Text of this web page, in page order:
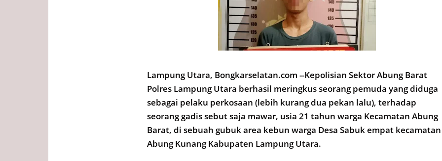
Lampung Utara, Bongkarselatan.com --Kepolisian Sektor Abung Barat
Polres Lampung Utara berhasil meringkus seorang pemuda yang diduga
sebagai pelaku perkosaan (lebih kurang dua pekan lalu), terhadap
seorang gadis sebut saja mawar, usia 21 tahun warga Kecamatan Abung
Barat, di sebuah gubuk area kebun warga Desa Sabuk empat kecamatan
Abung Kunang Kabupaten Lampung Utara.